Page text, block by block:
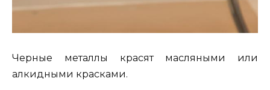
Черные металлы красят масляными или
алкидными красками.